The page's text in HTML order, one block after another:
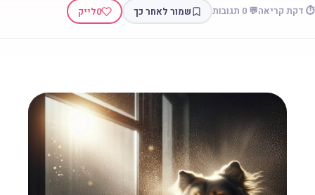
דקת קריאה💬 0 תגובות שמור לאחר כך 0לייק